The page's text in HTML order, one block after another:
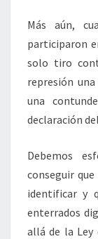
Más aún,
participaron
solo tiro
represión
una
declaración
Debemos
conseguir
identificar y
enterrados
allá de la Ley